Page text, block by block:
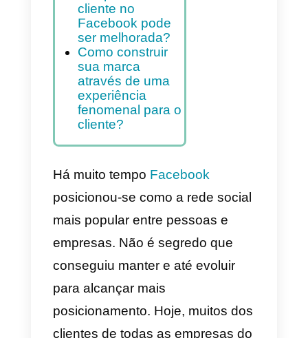
Por que o
Facebook é bom
para o
atendimento ao
cliente?
A experiência do
cliente no
Facebook pode
ser melhorada?
Como construir
sua marca
através de uma
experiência
fenomenal para o
cliente?
Há muito tempo Facebook